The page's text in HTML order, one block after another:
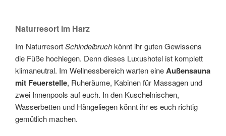
Naturresort im Harz
Im NaturresortSchindelbruchkönnt ihr guten Gewissens
die Füße hochlegen. Denn dieses Luxushotel ist komplett
klimaneutral. Im Wellnessbereich warten eineAußensauna
mit Feuerstelle, Ruheräume, Kabinen für Massagen und
zwei Innenpools auf euch. In den Kuschelnischen,
Wasserbetten und Hängeliegen könnt ihr es euch richtig
gemütlich machen.